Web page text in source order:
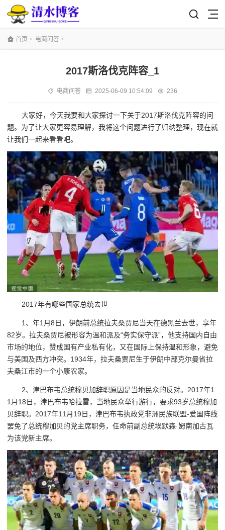
首页 > 电商问答 >
2017斯洛伐克阵容_1
电商问答 2025-06-09 10:54:09 236
大家好，今天我要和大家探讨一下关于2017斯洛伐克阵容的问
题。为了让大家更容易理解，我将这个问题进行了归纳整理，现在就
让我们一起来看看吧。
2017年有哪些国家总统去世
1、年1月8日，伊朗前总统拉夫桑贾尼当天在德黑兰去世，享年
82岁。拉夫桑贾尼被形容为温和派及“务实保守派”，他支持国内自由
市场的地位，赞成国有产业私有化，又在国际上保持温和形象，避免
与美国及西方冲突。1934年，拉夫桑贾尼生于伊朗中部克尔曼省拉
夫桑江市的一个小康农家。
2、津巴布韦总统穆贝加辞职原因是当地民众的反对。2017年1
1月18日，津巴布韦哈拉雷，当地民众举行游行，要求93岁总统穆加
贝辞职。2017年11月19日，津巴布韦执政党非洲民族联盟-爱国阵线
罢免了总统穆加贝的党主席职务，任命前副总统埃默森·姆南加古瓦
为该党新主席。